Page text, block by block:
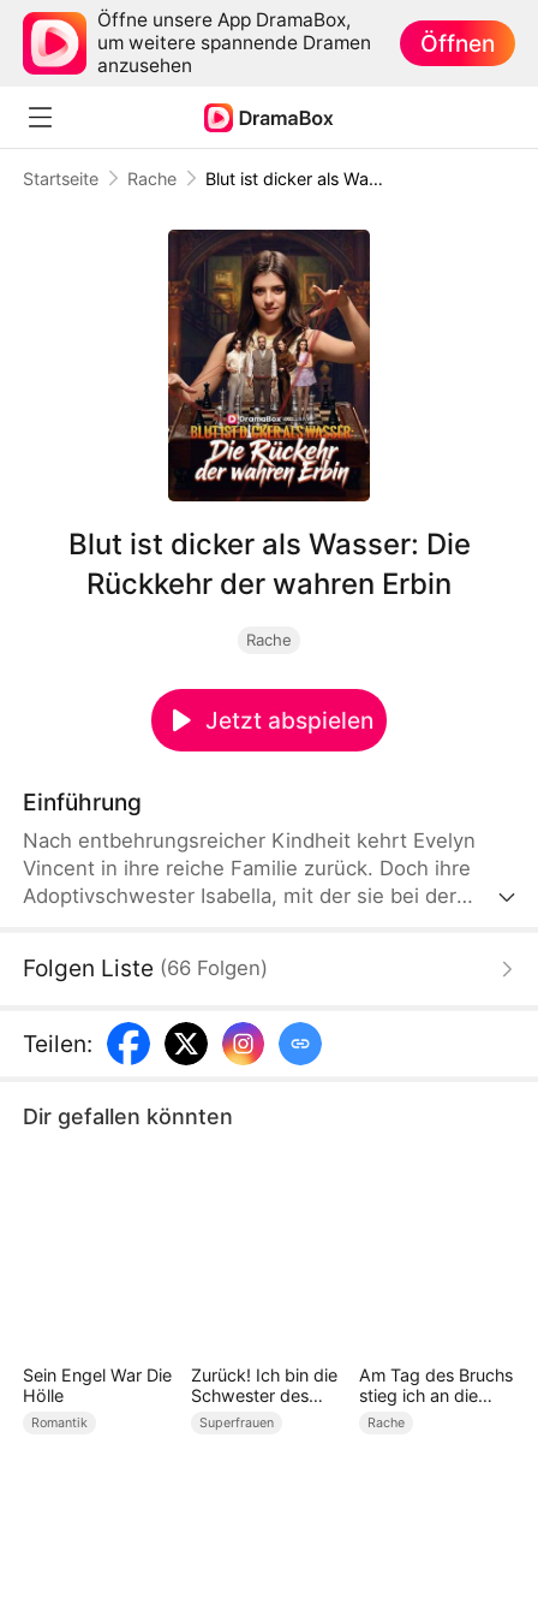
Öffne unsere App DramaBox,
um weitere spannende Dramen
anzusehen
Öffnen
Startseite Rache Blut ist dicker als Wasser: Die Rückkehr der wahren Erbin
Blut ist dicker als Wasser: Die
Rückkehr der wahren Erbin
Rache
Jetzt abspielen
Einführung
Nach entbehrungsreicher Kindheit kehrt Evelyn
Vincent in ihre reiche Familie zurück. Doch ihre
Adoptivschwester Isabella, mit der sie bei der
Evelyn gegen die voreingenommene Familie und
Firmenkrieg...
Folgen Liste (66 Folgen)
Teilen:
Dir gefallen könnten
Sein Engel War Die
Hölle
Romantik
Zurück! Ich bin die
Schwester des
CEOs
Superfrauen
Am Tag des Bruchs
stieg ich an die
Spitze
Rache